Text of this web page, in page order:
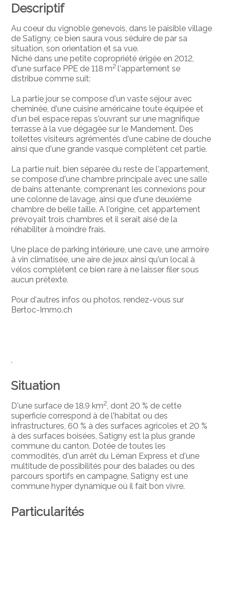
Descriptif
Au coeur du vignoble genevois, dans le paisible village
de Satigny, ce bien saura vous séduire de par sa
situation, son orientation et sa vue.
Niché dans une petite copropriété érigée en 2012,
d'une surface PPE de 118 m2l'appartement se
distribue comme suit:
La partie jour se compose d'un vaste séjour avec
cheminée, d'une cuisine américaine toute équipée et
d'un bel espace repas s'ouvrant sur une magnifique
terrasse à la vue dégagée sur le Mandement. Des
toilettes visiteurs agrémentés d'une cabine de douche
ainsi que d'une grande vasque complètent cet partie.
La partie nuit, bien séparée du reste de l'appartement,
se compose d'une chambre principale avec une salle
de bains attenante, comprenant les connexions pour
une colonne de lavage, ainsi que d'une deuxième
chambre de belle taille. A l'origine, cet appartement
prévoyait trois chambres et il serait aisé de la
réhabiliter à moindre frais.
Une place de parking intérieure, une cave, une armoire
à vin climatisée, une aire de jeux ainsi qu'un local à
vélos complètent ce bien rare à ne laisser filer sous
aucun prétexte.
Pour d'autres infos ou photos, rendez-vous sur
Bertoc-Immo.ch
.
Situation
D'une surface de 18.9 km2, dont 20 % de cette
superficie correspond à de l'habitat ou des
infrastructures, 60 % à des surfaces agricoles et 20 %
à des surfaces boisées, Satigny est la plus grande
commune du canton. Dotée de toutes les
commodités, d'un arrêt du Léman Express et d'une
multitude de possibilités pour des balades ou des
parcours sportifs en campagne, Satigny est une
commune hyper dynamique où il fait bon vivre.
Particularités